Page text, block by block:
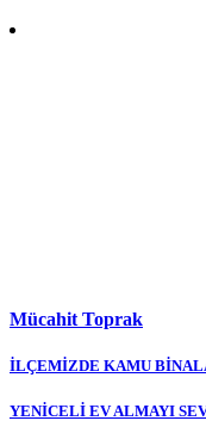
Mücahit Toprak
Yazı
gezinmesi
İLÇEMİZDE KAMU
YENİCELİ EV ALMAYI